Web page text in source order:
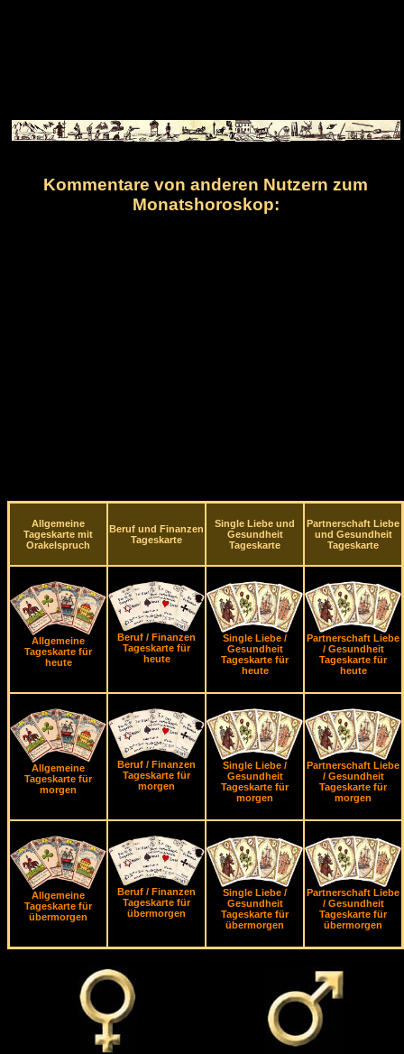
Kommentare von anderen Nutzern zum
Monatshoroskop:
Allgemeine
Tageskarte mit
Orakelspruch
Beruf und Finanzen
Tageskarte
Single Liebe und
Gesundheit
Tageskarte
Partnerschaft Liebe
und Gesundheit
Tageskarte
Allgemeine
Tageskarte für
heute
Beruf / Finanzen
Tageskarte für
heute
Single Liebe /
Gesundheit
Tageskarte für
heute
Partnerschaft Liebe
/ Gesundheit
Tageskarte für
heute
Allgemeine
Tageskarte für
morgen
Beruf / Finanzen
Tageskarte für
morgen
Single Liebe /
Gesundheit
Tageskarte für
morgen
Partnerschaft Liebe
/ Gesundheit
Tageskarte für
morgen
Allgemeine
Tageskarte für
übermorgen
Beruf / Finanzen
Tageskarte für
übermorgen
Single Liebe /
Gesundheit
Tageskarte für
übermorgen
Partnerschaft Liebe
/ Gesundheit
Tageskarte für
übermorgen